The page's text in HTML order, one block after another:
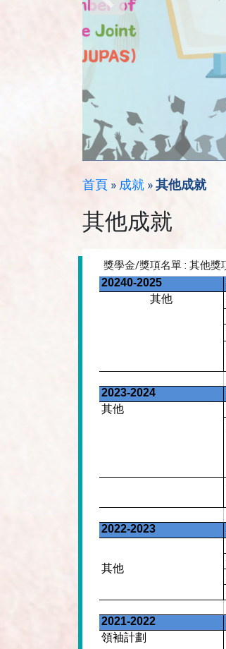
首頁 » 成就 »其他成就
其他成就